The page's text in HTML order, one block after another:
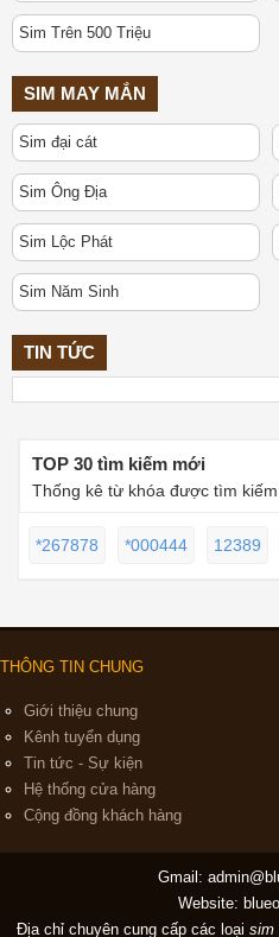
Sim Trên 500 Triệu
SIM MAY MẮN
Sim đại cát
Sim Ông Địa
Sim Lộc Phát
Sim Năm Sinh
TIN TỨC
TOP 30 tìm kiếm mới
Thống kê từ khóa được tìm
*267878 *000444 12389
THÔNG TIN CHUNG
Giới thiệu chung
Kênh tuyển dụng
Tin tức - Sự kiện
Hệ thống cửa hàng
Cộng đồng khách hàng
Gmail:
Website:
Địa chỉ chuyên cung cấp các loại sim